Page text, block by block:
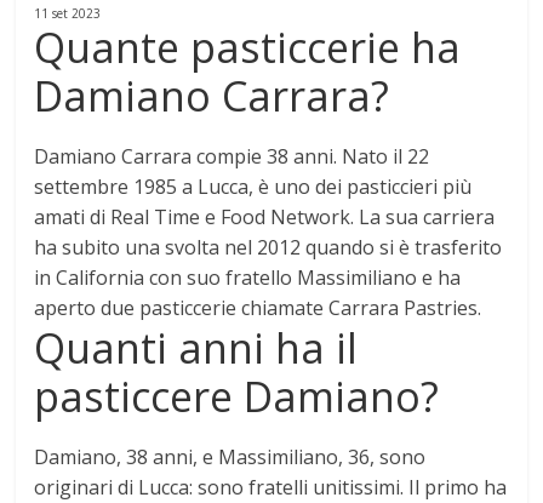
11 set 2023
Quante pasticcerie ha
Damiano Carrara?
Damiano Carrara compie 38 anni. Nato il 22
settembre 1985 a Lucca, è uno dei pasticcieri più
amati di Real Time e Food Network. La sua carriera
ha subito una svolta nel 2012 quando si è trasferito
in California con suo fratello Massimiliano e ha
apertodue pasticcerie chiamate Carrara Pastries.
Quanti anni ha il
pasticcere Damiano?
Damiano,38 anni, e Massimiliano, 36, sono
originari di Lucca: sono fratelli unitissimi. Il primo ha